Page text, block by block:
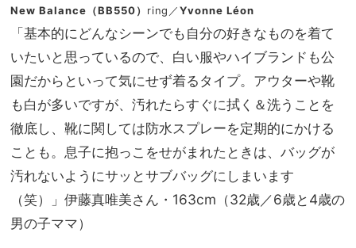
New Balance（BB550） ring／Yvonne Léon
「基本的にどんなシーンでも自分の好きなものを着て
いたいと思っているので、白い服やハイブランドも公
園だからといって気にせず着るタイプ。アウターや靴
も白が多いですが、汚れたらすぐに拭く＆洗うことを
徹底し、靴に関しては防水スプレーを定期的にかける
ことも。息子に抱っこをせがまれたときは、バッグが
汚れないようにサッとサブバッグにしまいます
（笑）」伊藤真唯美さん・ 163cm （32歳／6歳と4歳の
男の子ママ）